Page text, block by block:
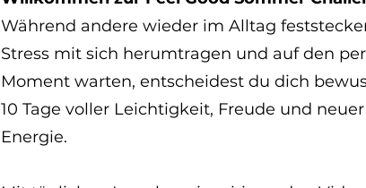
Während andere wieder im Alltag
Stress mit sich herumtragen und auf den
Moment warten, entscheidest du dich
10 Tage voller Leichtigkeit, Freude und neuer
Energie.